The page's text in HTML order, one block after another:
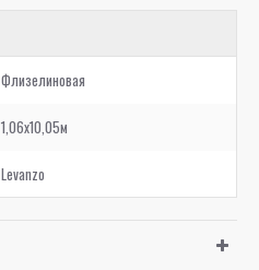
Флизелиновая
1,06x10,05м
Levanzo